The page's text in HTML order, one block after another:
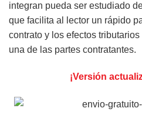
integran pueda ser estudiado
que facilita al lector un rápido
contrato y los efectos
una de las partes contratantes.
¡Versión